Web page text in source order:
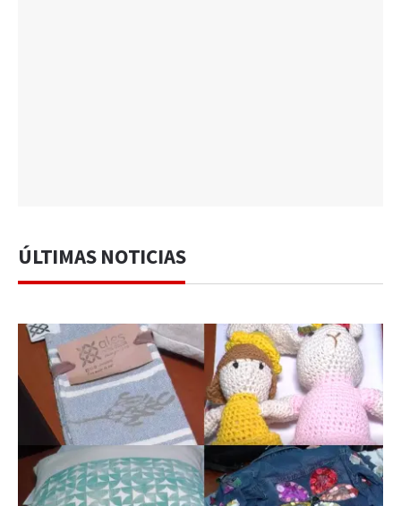
ÚLTIMAS NOTICIAS